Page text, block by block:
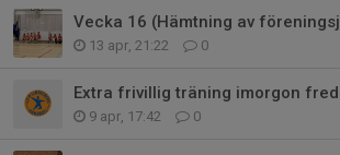
Vecka 16 (Hämtning av
13 apr, 21:22 0
Extra frivillig träning imorgon
9 apr, 17:42 0